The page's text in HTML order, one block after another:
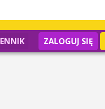
ZALOGUJ SIĘ